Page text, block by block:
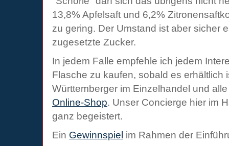
13,8% Apfelsaft und 6,2%
zu gering. Der Umstand ist aber sicher
zugesetzte Zucker.
In jedem Falle empfehle ich jedem
Flasche zu kaufen, sobald es erhältlich
Württemberger im Einzelhandel und
Online-Shop. Unser Concierge hier im
ganz begeistert.
Ein Gewinnspiel im Rahmen der